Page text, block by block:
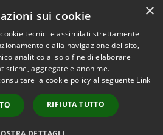
TelegramWhatsapp
Copyright © 2026 • Comune
Monte Sant'Angelo • Powered
byMunicipium
Admin
access
×
sui cookie
tecnici e assimilati strettamente
e alla navigazione del sito,
analitico al solo fine di elaborare
aggregate e anonime.
la cookie policy al seguente Link
RIFIUTA TUTTO